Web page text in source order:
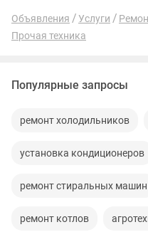
Объявления Услуги
Прочая техника
Популярные запросы
ремонт холодильников
установка кондиционеров
ремонт стиральных машин
ремонт котлов